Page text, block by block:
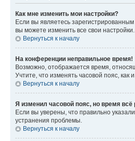
Как мне изменить мои настройки?
Если вы являетесь
вы можете изменить все свои настройки.
Вернуться к началу
На конференции неправильное время!
Возможно, отображается время,
Учтите, что изменять часовой пояс,
Вернуться к началу
Я изменил часовой пояс, но время всё
Если вы уверены, что правильно
устранения проблемы.
Вернуться к началу